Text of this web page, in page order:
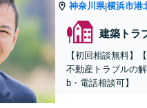
神奈川県|横浜市港
建築トラ
【初回相談無料】
不動産トラブルの
b・電話相談可】